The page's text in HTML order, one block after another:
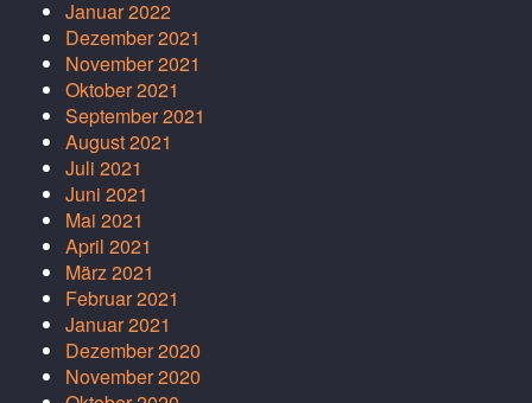
Januar 2022
Dezember 2021
November 2021
Oktober 2021
September 2021
August 2021
Juli 2021
Juni 2021
Mai 2021
April 2021
März 2021
Februar 2021
Januar 2021
Dezember 2020
November 2020